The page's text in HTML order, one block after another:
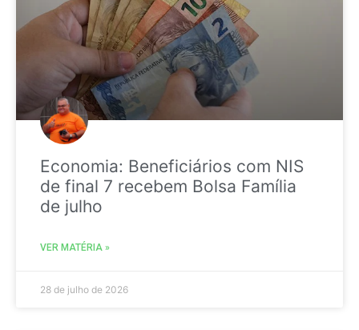
Economia: Beneficiários com NIS
de final 7 recebem Bolsa Família
de julho
VER MATÉRIA »
28 de julho de 2026